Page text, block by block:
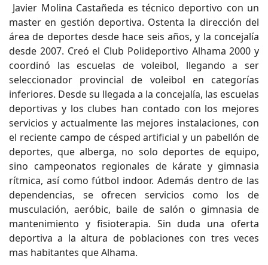
Javier Molina Castañeda es técnico deportivo con un
master en gestión deportiva. Ostenta la dirección del
área de deportes desde hace seis años, y la concejalía
desde 2007. Creó el Club Polideportivo Alhama 2000 y
coordinó las escuelas de voleibol, llegando a ser
seleccionador provincial de voleibol en categorías
inferiores. Desde su llegada a la concejalía, las escuelas
deportivas y los clubes han contado con los mejores
servicios y actualmente las mejores instalaciones, con
el reciente campo de césped artificial y un pabellón de
deportes, que alberga, no solo deportes de equipo,
sino campeonatos regionales de kárate y gimnasia
rítmica, así como fútbol indoor. Además dentro de las
dependencias, se ofrecen servicios como los de
musculación, aeróbic, baile de salón o gimnasia de
mantenimiento y fisioterapia. Sin duda una oferta
deportiva a la altura de poblaciones con tres veces
mas habitantes que Alhama.